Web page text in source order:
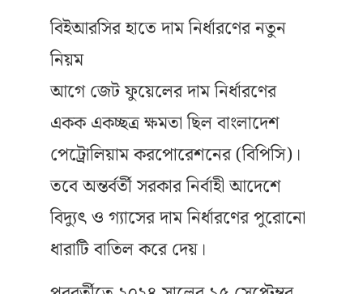
বিইআরসির হাতে দাম নির্ধারণের নতুন
নিয়ম
আগে জেট ফুয়েলের দাম নির্ধারণের
একক একচ্ছত্র ক্ষমতা ছিল বাংলাদেশ
পেট্রোলিয়াম করপোরেশনের (বিপিসি)।
তবে অন্তর্বর্তী সরকার নির্বাহী আদেশে
বিদ্যুৎ ও গ্যাসের দাম নির্ধারণের পুরোনো
ধারাটি বাতিল করে দেয়।